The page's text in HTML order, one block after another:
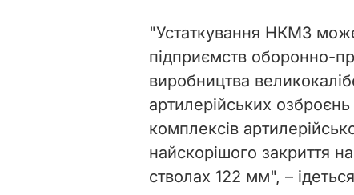
"Устаткування НКМЗ
підприємств оборонно-
виробництва
артилерійських озброєнь
комплексів
найскорішого закриття
стволах 122 мм", –